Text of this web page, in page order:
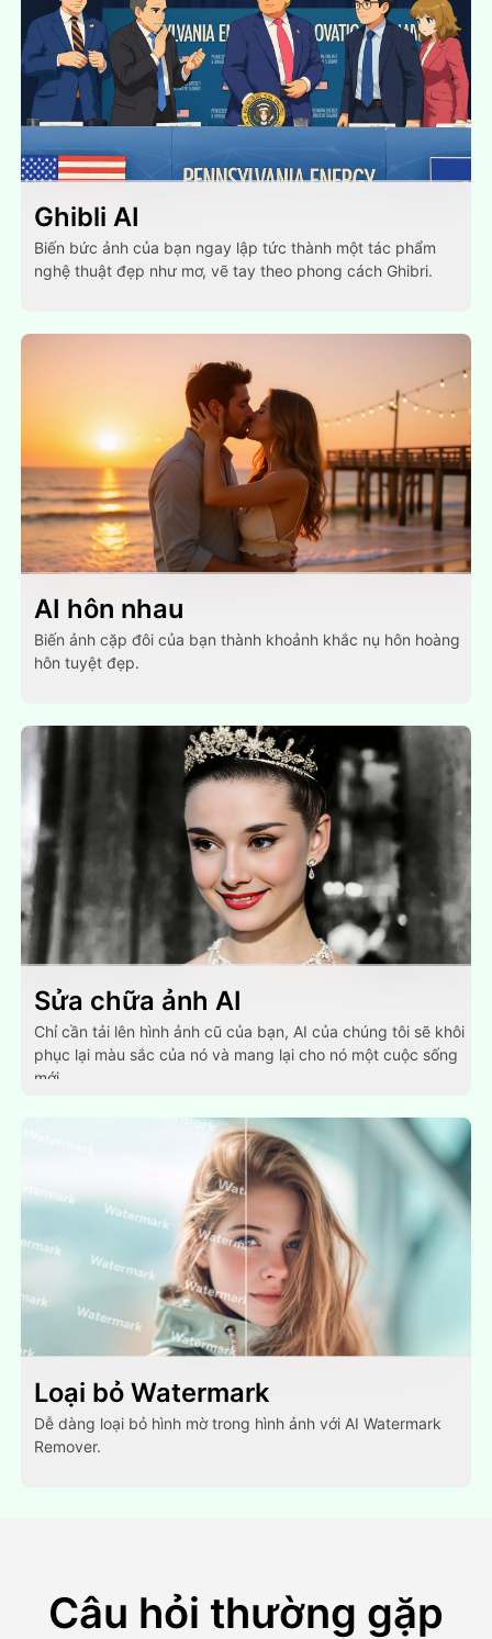
Ghibli AI
Biến bức ảnh của bạn ngay lập tức thành một tác phẩm
nghệ thuật đẹp như mơ, vẽ tay theo phong cách Ghibri.
AI hôn nhau
Biến ảnh cặp đôi của bạn thành khoảnh khắc nụ hôn hoàng
hôn tuyệt đẹp.
Sửa chữa ảnh AI
Chỉ cần tải lên hình ảnh cũ của bạn, AI của chúng tôi sẽ khôi
phục lại màu sắc của nó và mang lại cho nó một cuộc sống
mới.
Loại bỏ Watermark
Dễ dàng loại bỏ hình mờ trong hình ảnh với AI Watermark
Remover.
Câu hỏi thường gặp